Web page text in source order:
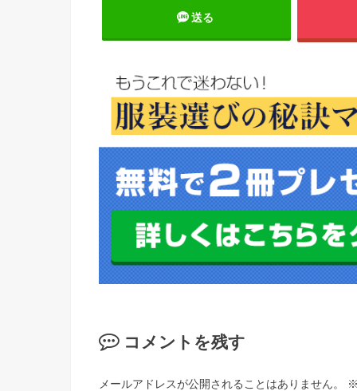
送る
コメントを残す
メールアドレスが公開されることはありません。